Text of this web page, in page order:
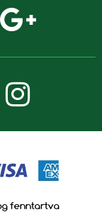
fenntartva